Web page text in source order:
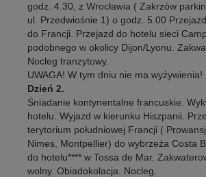
godz. 4.30, z Wrocławia ( Zakrzów
ul. Przedwiośnie 1) o godz. 5.00
do Francji. Przejazd do hotelu sieci
podobnego w okolicy Dijon/Lyonu.
Nocleg tranzytowy.
UWAGA! W tym dniu nie ma wyżywienia!
Dzień 2.
Śniadanie kontynentalne francuskie.
hotelu. Wyjazd w kierunku Hiszpanii.
terytorium południowej Francji (
Nimes, Montpellier) do wybrzeża Costa
do hotelu**** w Tossa de Mar.
wolny. Obiadokolacja. Nocleg.